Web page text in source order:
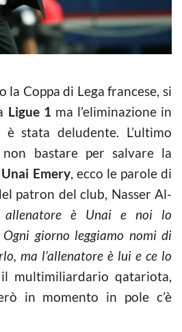
Coppa di Lega francese, si
Ligue 1ma l’eliminazione in
è stata deludente. L’ultimo
bastare per salvare la
Unai Emery, ecco le parole di
patron del club, Nasser Al-
allenatore è Unai e noi lo
giorno leggiamo nomi di
ma l’allenatore è lui e ce lo
multimiliardario qatariota,
in momento in pole c’è